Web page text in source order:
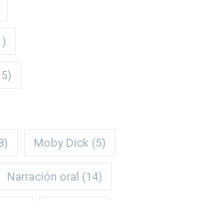
Moby Dick (5)
Narración oral (14)